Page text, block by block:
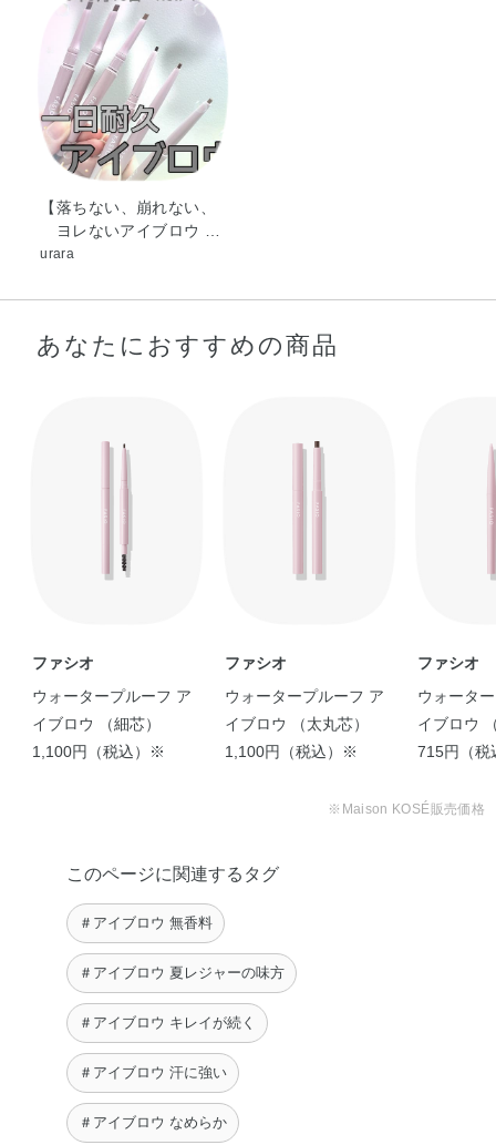
ン・トリメチルシロキシケイ酸・水酸化Al・マイカ・酸化
チタン・酸化鉄
【落ちない、崩れない、
ヨレないアイブロウ …
urara
あなたにおすすめの商品
ファシオ
ウォータープルーフ ア
イブロウ （細芯）
1,100円（税込）※
ファシオ
ウォータープルーフ ア
イブロウ （太丸芯）
1,100円（税込）※
ファシオ
ウォータ
イブロウ
715円（
※Maison KOSÉ販売価格
このページに関連するタグ
＃アイブロウ 無香料
＃アイブロウ 夏レジャーの味方
＃アイブロウ キレイが続く
＃アイブロウ 汗に強い
＃アイブロウ なめらか